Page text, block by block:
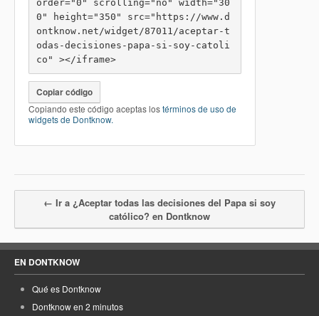
order="0" scrolling="no" width="30
0" height="350" src="https://www.d
ontknow.net/widget/87011/aceptar-t
odas-decisiones-papa-si-soy-catoli
co" ></iframe>
Copiar código
Copiando este código aceptas lostérminos de uso de
widgets de Dontknow.
← Ir a ¿Aceptar todas las decisiones del Papa si soy
católico? en Dontknow
EN DONTKNOW
Qué es Dontknow
Dontknow en 2 minutos